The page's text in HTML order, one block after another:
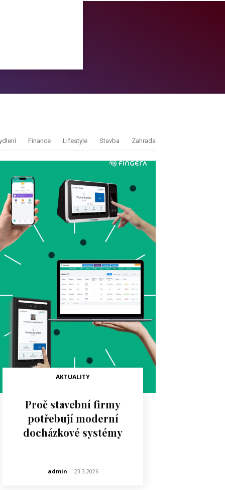
Finance Lifestyle Stavba Zahrada
AKTUALITY
Proč stavební firmy
potřebují moderní
docházkové systémy
admin - 23.3.2026